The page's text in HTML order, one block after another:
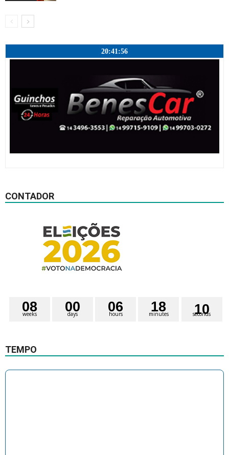
20:41:57
CONTADOR
weeks
08 days
00 hours
06 minutes
18 seconds
0 9
TEMPO